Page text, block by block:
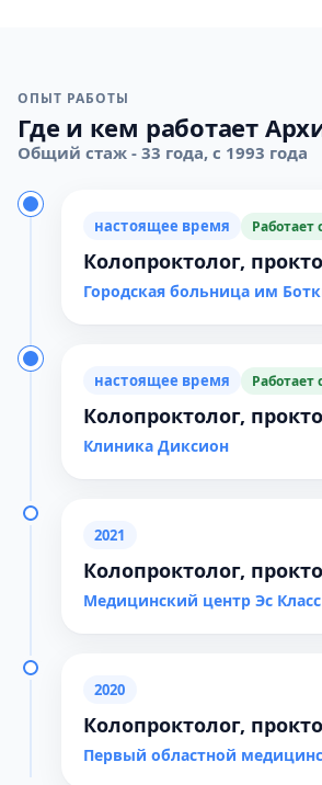
ОПЫТ РАБОТЫ
Где и кем работает
Общий стаж - 33 года, с 1993 года
настоящее время Работает
Колопроктолог,
Городская больница им
настоящее время Работает
Колопроктолог,
Клиника Диксион
2021
Колопроктолог,
Медицинский центр Эс
2020
Колопроктолог,
Первый областной